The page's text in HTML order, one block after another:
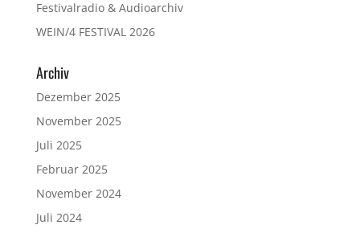
Festivalradio & Audioarchiv
WEIN/4 FESTIVAL 2026
Archiv
Dezember 2025
November 2025
Juli 2025
Februar 2025
November 2024
Juli 2024